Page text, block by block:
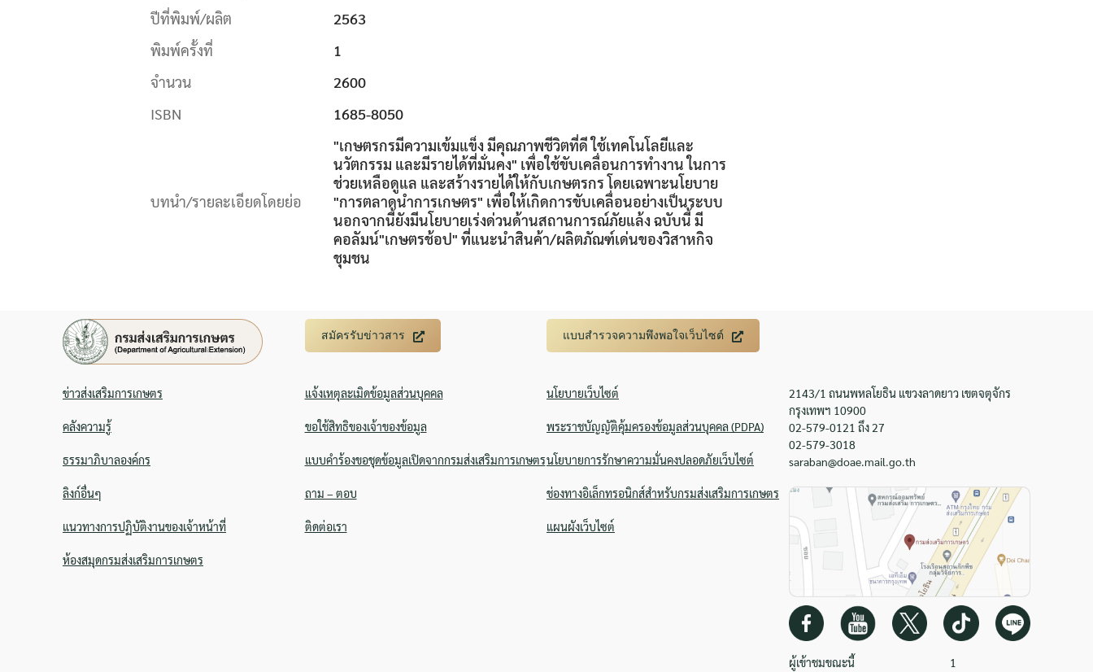
ปีที่พิมพ์/ผลิต
2563
พิมพ์ครั้งที่
1
จำนวน
2600
ISBN
1685-8050
บทนำ/รายละเอียดโดยย่อ
"เกษตรกรมีความเข้มแข็ง มีคุณภาพชีวิตที่ดี ใช้เทคโนโลยีและ
นวัตกรรม และมีรายได้ที่มั่นคง" เพื่อใช้ขับเคลื่อนการทำงาน ในการ
ช่วยเหลือดูแล และสร้างรายได้ให้กับเกษตรกร โดยเฉพาะนโยบาย
"การตลาดนำการเกษตร" เพื่อให้เกิดการขับเคลื่อนอย่างเป็นระบบ
นอกจากนี้ยังมีนโยบายเร่งด่วนด้านสถานการณ์ภัยแล้ง ฉบับนี้ มี
คอลัมน์"เกษตรช้อป" ที่แนะนำสินค้า/ผลิตภัณฑ์เด่นของวิสาหกิจ
ชุมชน
สมัครรับข่าวสาร แบบสำรวจความพึงพอใจเว็บไซต์
ข่าวส่งเสริมการเกษตร
คลังความรู้
ธรรมาภิบาลองค์กร
ลิงก์อื่นๆ
แนวทางการปฏิบัติงานของเจ้าหน้าที่
ห้องสมุดกรมส่งเสริมการเกษตร
แจ้งเหตุละเมิดข้อมูลส่วนบุคคล
ขอใช้สิทธิของเจ้าของข้อมูล
แบบคำร้องขอชุดข้อมูลเปิดจากกรมส่งเสริมการเกษตร
ถาม – ตอบ
ติดต่อเรา
นโยบายเว็บไซต์
พระราชบัญญัติคุ้มครองข้อมูลส่วนบุคคล (PDPA)
นโยบายการรักษาความมั่นคงปลอดภัยเว็บไซต์
ช่องทางอิเล็กทรอนิกส์สำหรับกรมส่งเสริมการเกษตร
แผนผังเว็บไซต์
2143/1 ถนนพหลโยธิน แขวงลาดยาว เขตจตุจักร
กรุงเทพฯ 10900
02-579-0121 ถึง 27
02-579-3018
saraban@doae.mail.go.th
ผู้เข้าชมขณะนี้ 1